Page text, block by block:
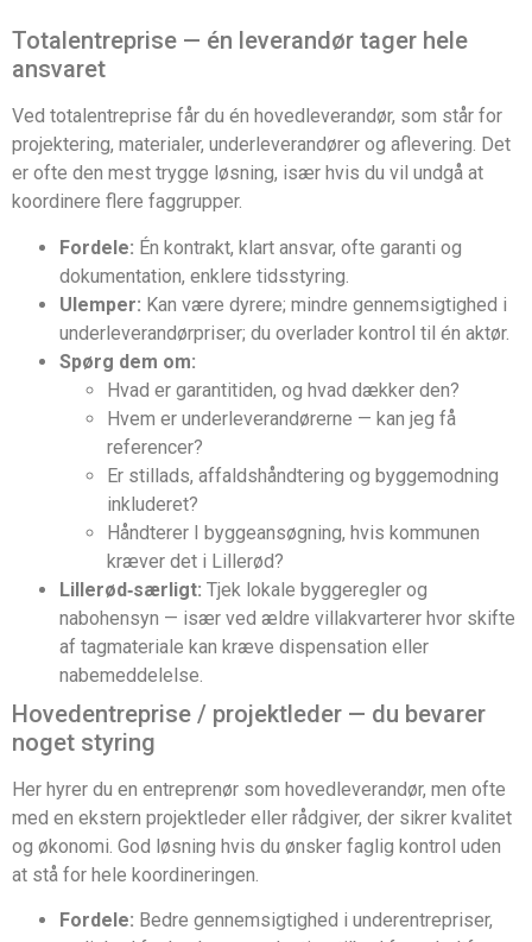
Totalentreprise — én leverandør tager hele
ansvaret
Ved totalentreprise får du én hovedleverandør, som står for
projektering, materialer, underleverandører og aflevering. Det
er ofte den mest trygge løsning, især hvis du vil undgå at
koordinere flere faggrupper.
Fordele: Én kontrakt, klart ansvar, ofte garanti og
dokumentation, enklere tidsstyring.
Ulemper: Kan være dyrere; mindre gennemsigtighed i
underleverandørpriser; du overlader kontrol til én aktør.
Spørg dem om:
Hvad er garantitiden, og hvad dækker den?
Hvem er underleverandørerne — kan jeg få
referencer?
Er stillads, affaldshåndtering og byggemodning
inkluderet?
Håndterer I byggeansøgning, hvis kommunen
kræver det i Lillerød?
Lillerød‑særligt: Tjek lokale byggeregler og
nabohensyn — især ved ældre villakvarterer hvor skifte
af tagmateriale kan kræve dispensation eller
nabemeddelelse.
Hovedentreprise / projektleder — du bevarer
noget styring
Her hyrer du en entreprenør som hovedleverandør, men ofte
med en ekstern projektleder eller rådgiver, der sikrer kvalitet
og økonomi. God løsning hvis du ønsker faglig kontrol uden
at stå for hele koordineringen.
Fordele: Bedre gennemsigtighed i underentrepriser,